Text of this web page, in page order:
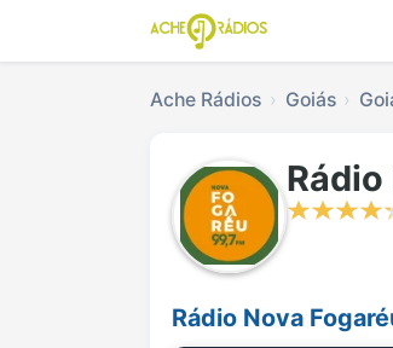
Ache Rádios Goiás
Rádio
Rádio Nova